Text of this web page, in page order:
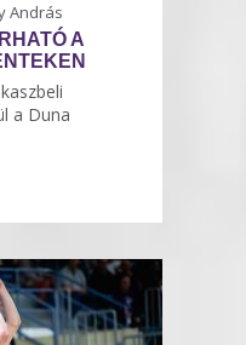
András
A
a Duna